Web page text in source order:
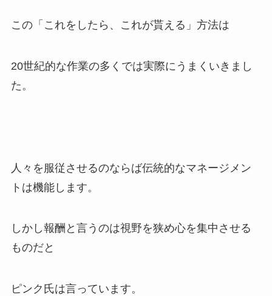
この「これをしたら、これが貰える」方法は
20世紀的な作業の多くでは実際にうまくいきまし
た。
人々を服従させるのならば伝統的なマネージメン
トは機能します。
しかし報酬と言うのは視野を狭め心を集中させる
ものだと
ピンク氏は言っています。